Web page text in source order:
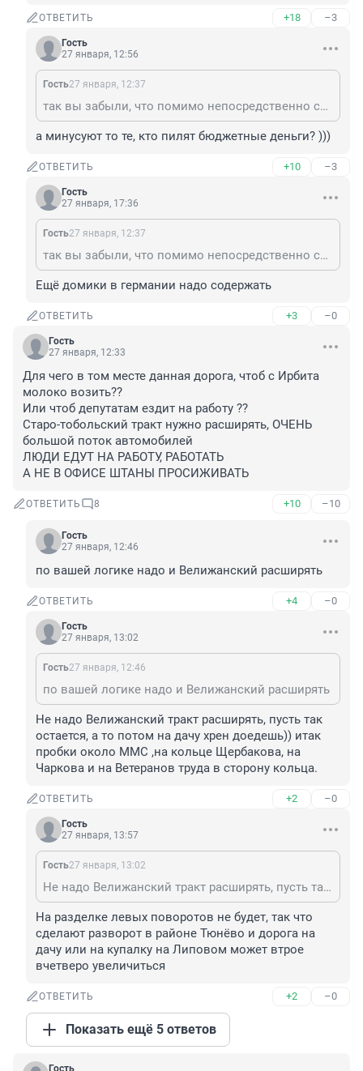
ОТВЕТИТЬ +18 –3
Гость
27 января, 12:56
Гость27 января, 12:37
так вы забыли, что помимо непосредственно строительства самой дороги, необходимо предусмотреть деньги на строительство домиков в Испании.)) Домики в испании сами себя не построят)))
а минусуют то те, кто пилят бюджетные деньги? )))
ОТВЕТИТЬ +10 –3
Гость
27 января, 17:36
Гость27 января, 12:37
так вы забыли, что помимо непосредственно строительства самой дороги, необходимо предусмотреть деньги на строительство домиков в Испании.)) Домики в испании сами себя не построят)))
Ещё домики в германии надо содержать
ОТВЕТИТЬ +3 –0
Гость
27 января, 12:33
Для чего в том месте данная дорога, чтоб с Ирбита
молоко возить??
Или чтоб депутатам ездит на работу ??
Старо-тобольский тракт нужно расширять, ОЧЕНЬ
большой поток автомобилей
ЛЮДИ ЕДУТ НА РАБОТУ, РАБОТАТЬ
А НЕ В ОФИСЕ ШТАНЫ ПРОСИЖИВАТЬ
ОТВЕТИТЬ 8 +10 –10
Гость
27 января, 12:46
по вашей логике надо и Велижанский расширять
ОТВЕТИТЬ +4 –0
Гость
27 января, 13:02
Гость27 января, 12:46
по вашей логике надо и Велижанский расширять
Не надо Велижанский тракт расширять, пусть так
остается, а то потом на дачу хрен доедешь)) итак
пробки около ММС ,на кольце Щербакова, на
Чаркова и на Ветеранов труда в сторону кольца.
ОТВЕТИТЬ +2 –0
Гость
27 января, 13:57
Гость27 января, 13:02
Не надо Велижанский тракт расширять, пусть так остается, а то потом на дачу хрен доедешь)) итак пробки около ММС ,на кольце Щербакова, на Чаркова и на Ветеранов труда в сторону кольца.
На разделке левых поворотов не будет, так что
сделают разворот в районе Тюнёво и дорога на
дачу или на купалку на Липовом может втрое
вчетверо увеличиться
ОТВЕТИТЬ +2 –0
Показать ещё 5 ответов
Гость